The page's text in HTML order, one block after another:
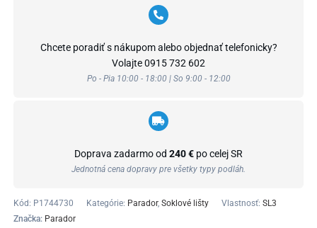
Chcete poradiť s nákupom alebo objednať telefonicky?
Volajte0915 732 602
Po - Pia 10:00 - 18:00 | So 9:00 - 12:00
Doprava zadarmo od 240 € po celej SR
Jednotná cena dopravy pre všetky typy podláh.
Kód: P1744730 Kategórie: Parador, Soklové lišty Vlastnosť: SL3
Značka: Parador